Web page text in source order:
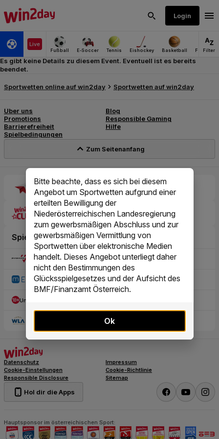
Bitte beachte, dass es sich bei diesem
Angebot um Sportwetten aufgrund einer
erteilten Bewilligung der
Niederösterreichischen Landesregierung
zum gewerbsmäßigen Abschluss und zur
gewerbsmäßigen Vermittlung von
Sportwetten über elektronische Medien
handelt. Dieses Angebot unterliegt daher
nicht den Bestimmungen des
Glücksspielgesetzes und der Aufsicht des
BMF/Finanzamt Österreich.
Ok
Es gibt keine Details zu diesem Event. Eventuell ist es bereits
beendet.